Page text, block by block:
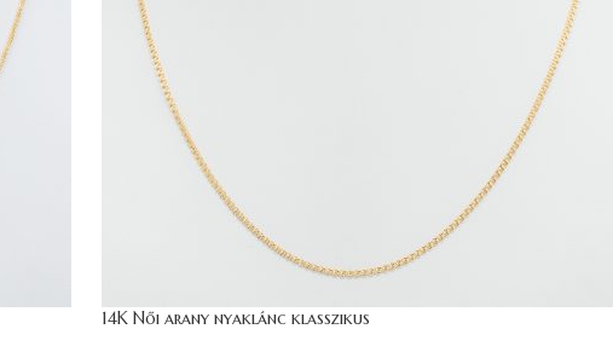
14K Női arany nyaklánc klasszikus